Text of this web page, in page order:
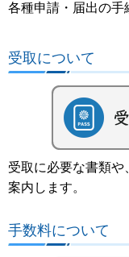
各種申請・届出の手
受取について
受取に必要な書類
案内します。
手数料について